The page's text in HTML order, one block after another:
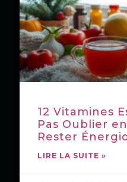
12 Vitamines
Pas Oublier
Rester
LIRE LA SUITE »